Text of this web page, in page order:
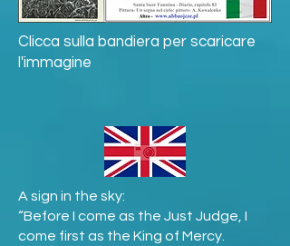
Clicca sulla bandiera per scaricare
l'immagine
A sign in the sky:
“Before I come as the Just Judge, I
come first as the King of Mercy.